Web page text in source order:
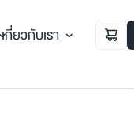
เกี่ยวกับเรา